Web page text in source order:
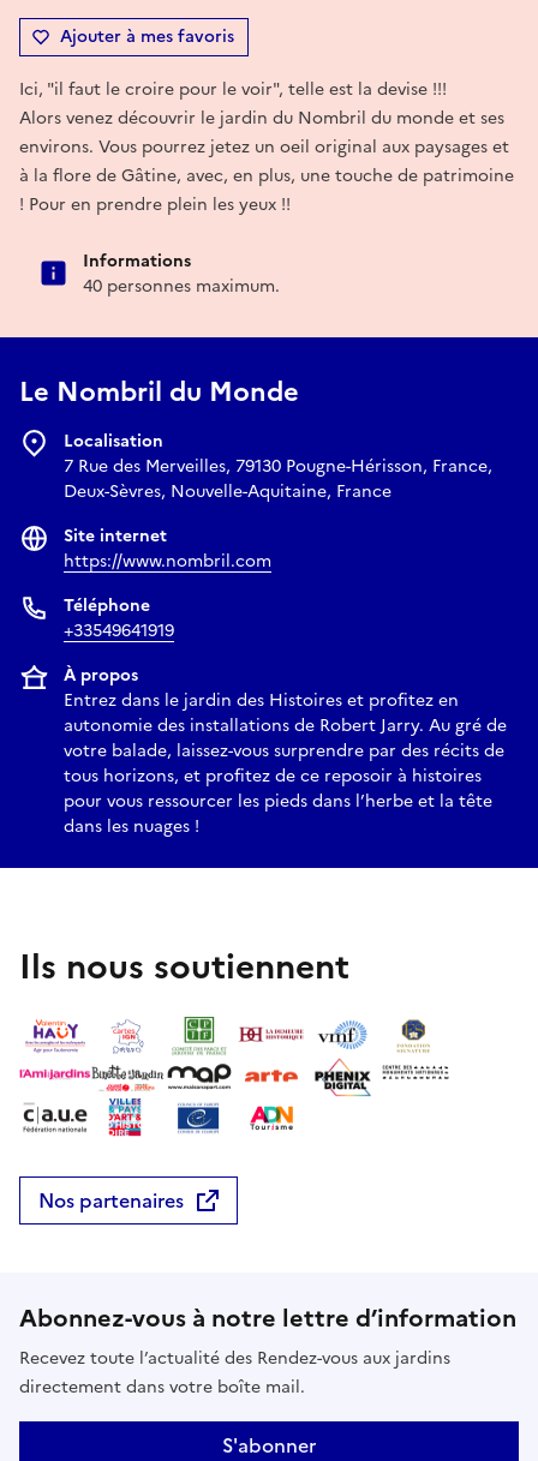
Ajouter à mes favoris
Ici, "il faut le croire pour le voir", telle est la devise !!!
Alors venez découvrir le jardin du Nombril du monde et ses
environs. Vous pourrez jetez un oeil original aux paysages et
à la flore de Gâtine, avec, en plus, une touche de patrimoine
! Pour en prendre plein les yeux !!
Informations
40 personnes maximum.
Le Nombril du Monde
Localisation
7 Rue des Merveilles, 79130 Pougne-Hérisson, France,
Deux-Sèvres, Nouvelle-Aquitaine, France
Site internet
https://www.nombril.com
Téléphone
+33549641919
À propos
Entrez dans le jardin des Histoires et profitez en
autonomie des installations de Robert Jarry. Au gré de
votre balade, laissez-vous surprendre par des récits de
tous horizons, et profitez de ce reposoir à histoires
pour vous ressourcer les pieds dans l’herbe et la tête
dans les nuages !
Ils nous soutiennent
Nos partenaires
Abonnez-vous à notre lettre d’information
Recevez toute l’actualité des Rendez-vous aux jardins
directement dans votre boîte mail.
S'abonner